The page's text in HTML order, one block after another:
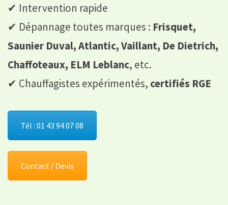
✔ Intervention rapide
✔ Dépannage toutes marques : Frisquet,
Saunier Duval, Atlantic, Vaillant, De Dietrich,
Chaffoteaux, ELM Leblanc, etc.
✔ Chauffagistes expérimentés, certifiés RGE
Tél : 01 43 94 07 08
Contact / Devis